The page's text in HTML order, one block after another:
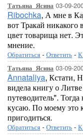
Татьяна_Ясина 03-09-
Ribochka, А мне в
вот Тракай никакого
цвет товарища нет.
мнение.
Обратиться - Ответить - К
Татьяна_Ясина 03-09-
Annataliya, Кстати,
видела книгу о
путеводитель".
кусаю. По моему это
пригодиться.
Обратиться - Ответить - К